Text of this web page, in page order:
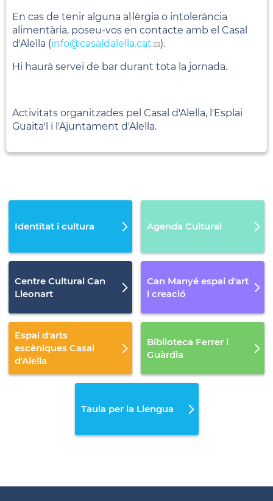
En cas de tenir alguna al·lèrgia o intolerància
alimentària, poseu-vos en contacte amb el Casal
d'Alella (info@casaldalella.cat
).
Hi haurà servei de bar durant tota la jornada.
Activitats organitzades pel Casal d'Alella, l'Esplai
Guaita'l i l'Ajuntament d'Alella.
Identitat i cultura Agenda Cultural
Centre Cultural Can
Lleonart
Can Manyé espai d'art
i creació
Espai d'arts
escèniques Casal
d'Alella
Biblioteca Ferrer i
Guàrdia
Taula per la Llengua